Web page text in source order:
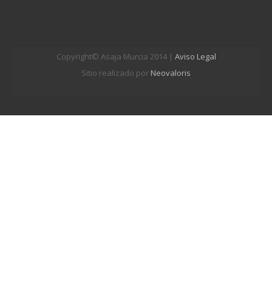
Copyright© Asaja Murcia 2014 | Aviso Legal
Sitio realizado por Neovaloris